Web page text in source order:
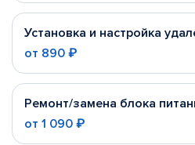
Установка и настройка
от 890 ₽
Ремонт/замена блока
от 1 090 ₽